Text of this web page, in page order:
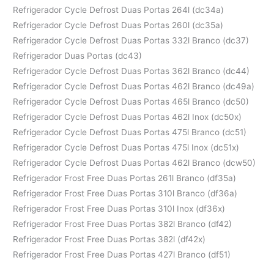
Refrigerador Cycle Defrost Duas Portas 264l (dc34a)
Refrigerador Cycle Defrost Duas Portas 260l (dc35a)
Refrigerador Cycle Defrost Duas Portas 332l Branco (dc37)
Refrigerador Duas Portas (dc43)
Refrigerador Cycle Defrost Duas Portas 362l Branco (dc44)
Refrigerador Cycle Defrost Duas Portas 462l Branco (dc49a)
Refrigerador Cycle Defrost Duas Portas 465l Branco (dc50)
Refrigerador Cycle Defrost Duas Portas 462l Inox (dc50x)
Refrigerador Cycle Defrost Duas Portas 475l Branco (dc51)
Refrigerador Cycle Defrost Duas Portas 475l Inox (dc51x)
Refrigerador Cycle Defrost Duas Portas 462l Branco (dcw50)
Refrigerador Frost Free Duas Portas 261l Branco (df35a)
Refrigerador Frost Free Duas Portas 310l Branco (df36a)
Refrigerador Frost Free Duas Portas 310l Inox (df36x)
Refrigerador Frost Free Duas Portas 382l Branco (df42)
Refrigerador Frost Free Duas Portas 382l (df42x)
Refrigerador Frost Free Duas Portas 427l Branco (df51)